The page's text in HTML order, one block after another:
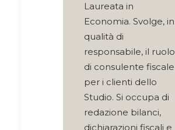
Laureata in
Economia. Svolge, in
qualità di
responsabile, il ruolo
di consulente fiscale
per i clienti dello
Studio. Si occupa di
redazione bilanci,
dichiarazioni fiscali e